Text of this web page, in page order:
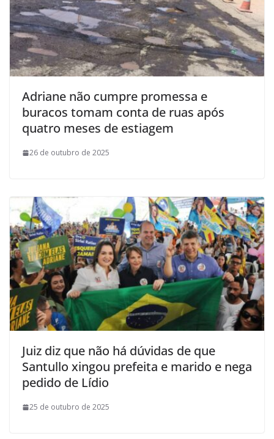
Adriane não cumpre promessa e
buracos tomam conta de ruas após
quatro meses de estiagem
26 de outubro de 2025
Juiz diz que não há dúvidas de que
Santullo xingou prefeita e marido e nega
pedido de Lídio
25 de outubro de 2025